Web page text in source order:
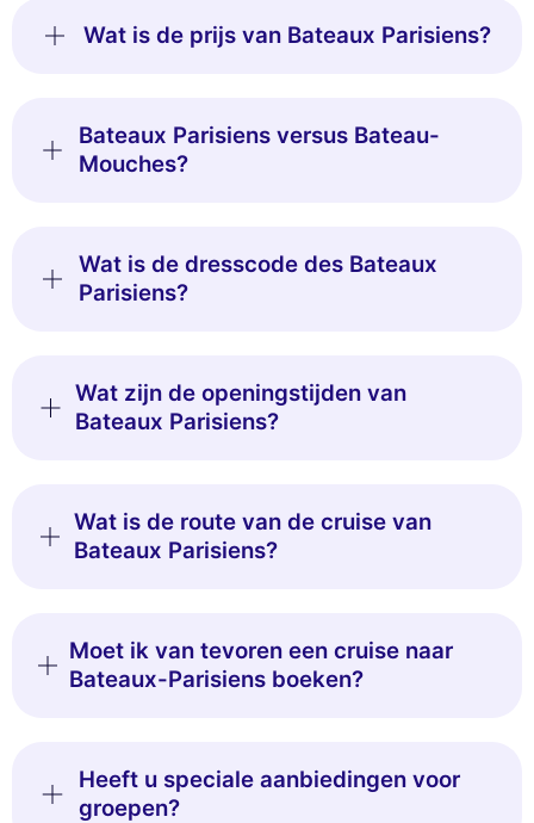
Wat is de prijs van Bateaux Parisiens?
Bateaux Parisiens versus Bateau-
Mouches?
Wat is de dresscode des Bateaux
Parisiens?
Wat zijn de openingstijden van
Bateaux Parisiens?
Wat is de route van de cruise van
Bateaux Parisiens?
Moet ik van tevoren een cruise naar
Bateaux-Parisiens boeken?
Heeft u speciale aanbiedingen voor
groepen?